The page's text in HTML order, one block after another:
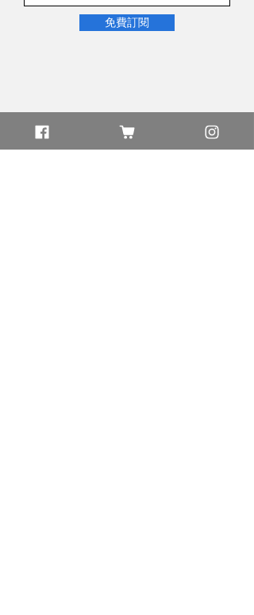
免費訂閱
追蹤我們